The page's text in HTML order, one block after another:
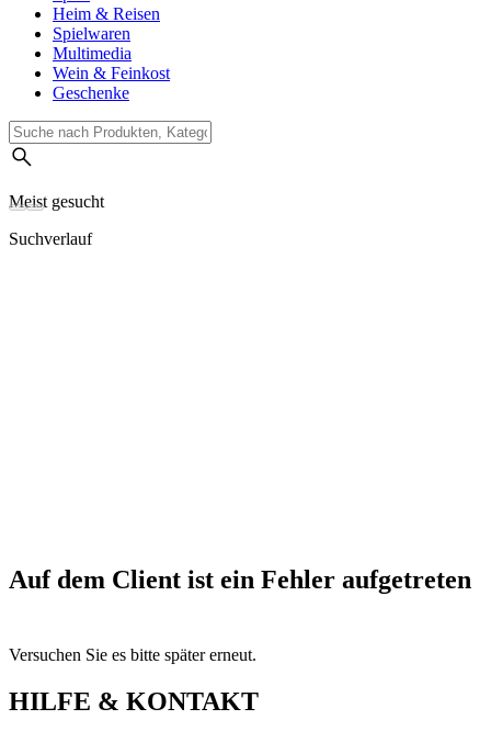
Heim & Reisen
Spielwaren
Multimedia
Wein & Feinkost
Geschenke
Meist gesucht
Suchverlauf
Auf dem Client ist ein Fehler aufgetreten
Versuchen Sie es bitte später erneut.
HILFE & KONTAKT